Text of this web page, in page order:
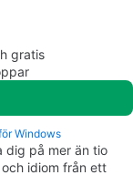
gratis
Windows
dig på mer än tio
idiom från ett